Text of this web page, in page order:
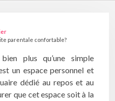
parentale confortable?
plus qu’une simple
un espace personnel et
dédié au repos et au
que cet espace soit à la